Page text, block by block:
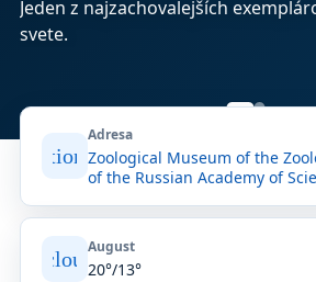
Jeden z najzachovalejších
svete.
location_on
Adresa
Zoological Museum of the
of the Russian Academy of
August
20°/13°